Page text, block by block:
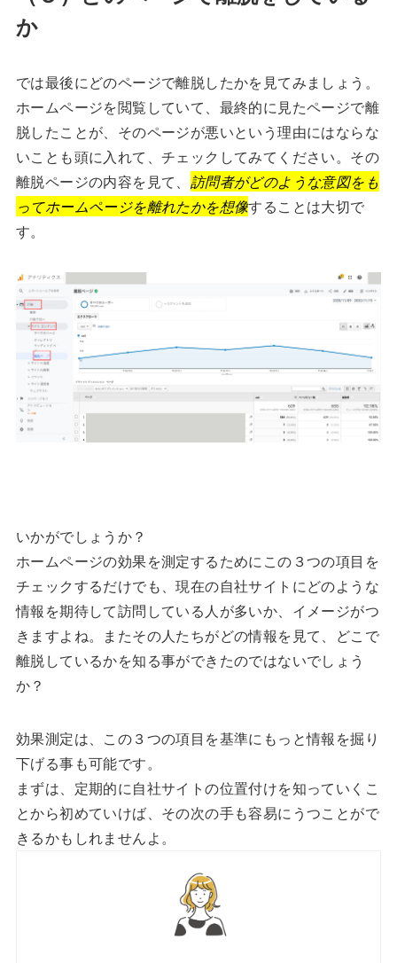
か
では最後にどのページで離脱したかを見てみましょう。
ホームページを閲覧していて、最終的に見たページで離
脱したことが、そのページが悪いという理由にはならな
いことも頭に入れて、チェックしてみてください。その
離脱ページの内容を見て、 訪問者がどのような意図をも
ってホームページを離れたかを想像することは大切で
す。
いかがでしょうか？
ホームページの効果を測定するためにこの３つの項目を
チェックするだけでも、現在の自社サイトにどのような
情報を期待して訪問している人が多いか、イメージがつ
きますよね。またその人たちがどの情報を見て、どこで
離脱しているかを知る事ができたのではないでしょう
か？
効果測定は、この３つの項目を基準にもっと情報を掘り
下げる事も可能です。
まずは、定期的に自社サイトの位置付けを知っていくこ
とから初めていけば、その次の手も容易にうつことがで
きるかもしれませんよ。